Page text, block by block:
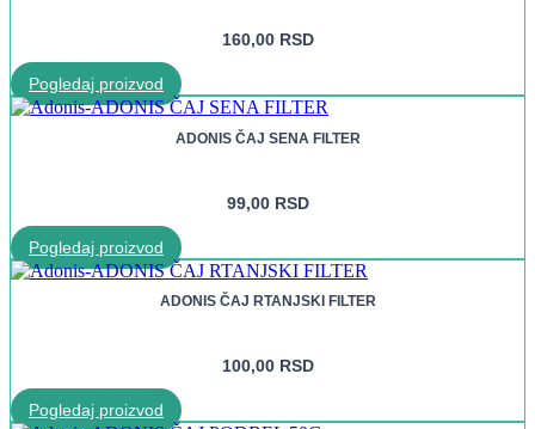
160,00 RSD
Pogledaj proizvod
ADONIS ČAJ SENA FILTER
99,00 RSD
Pogledaj proizvod
ADONIS ČAJ RTANJSKI FILTER
100,00 RSD
Pogledaj proizvod